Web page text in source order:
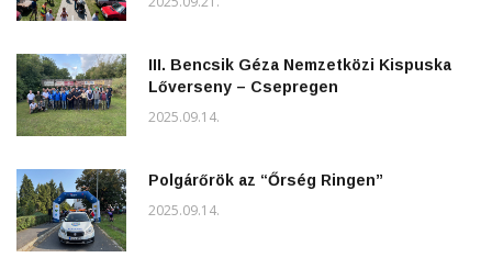
III. Bencsik Géza Nemzetközi Kispuska
Lőverseny – Csepregen
2025.09.14.
Polgárőrök az “Őrség Ringen”
2025.09.14.